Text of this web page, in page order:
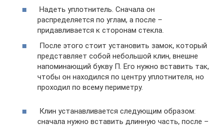
​ Надеть уплотнитель. Сначала он
распределяется по углам, а после –
придавливается к сторонам стекла.
​ После этого стоит установить замок, который
представляет собой небольшой клин, внешне
напоминающий букву П. Его нужно вставить так,
чтобы он находился по центру уплотнителя, но
проходил по всему периметру.
​ Клин устанавливается следующим образом:
сначала нужно вставить длинную часть, после –